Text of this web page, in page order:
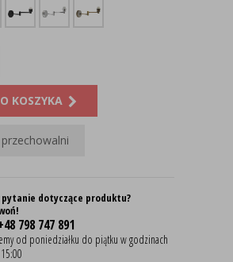
KOSZYKA
pytanie dotyczące produktu?
798 747 891
od poniedziałku do piątku w godzinach